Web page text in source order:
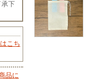
承下
こち
品に